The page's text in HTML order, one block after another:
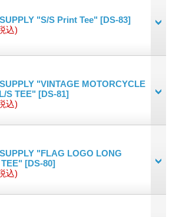
"S/S Print Tee" [DS-83]
込)
"VINTAGE MOTORCYCLE
S TEE" [DS-81]
込)
"FLAG LOGO LONG
[DS-80]
込)